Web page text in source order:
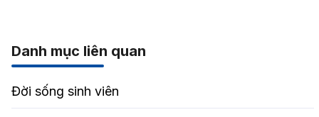
Danh mục liên quan
Đời sống sinh viên